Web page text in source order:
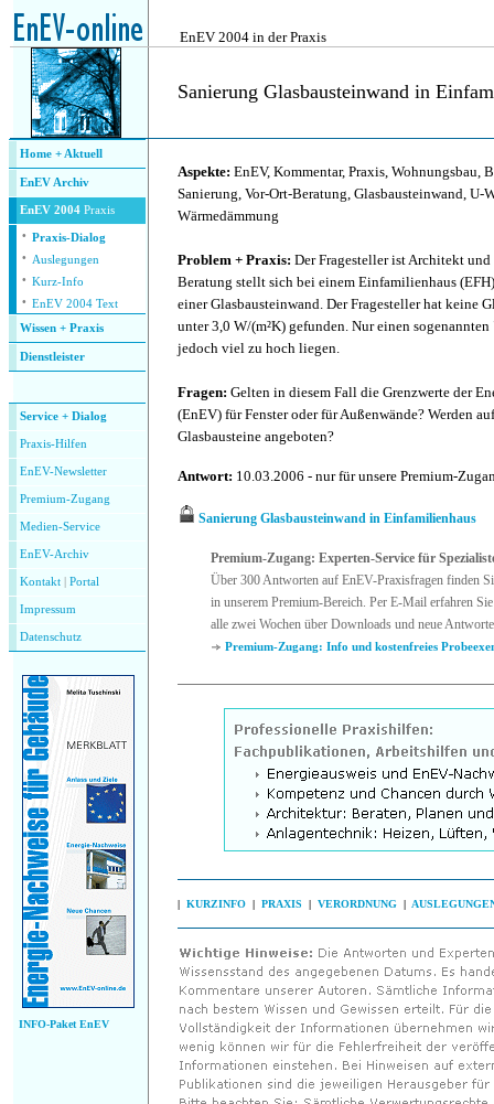
EnEV 2004 in der Praxis
Sanierung Glasbausteinwand in
Home + Aktuell
EnEV Archiv
EnEV 2004 Praxis
· Praxis-Dialog
· Auslegungen
· Kurz-Info
· EnEV 2004 Text
Wissen + Praxis
Dienstleister
Service + Dialog
Praxis-Hilfen
EnEV-Newsletter
Premium-Zugang
Medien-Service
EnEV-Archiv
Kontakt Portal
Impressum
Datenschutz
INFO-Paket EnEV
Aspekte: EnEV, Kommentar, Praxis, Wohnungsbau,
Sanierung, Vor-Ort-Beratung, Glasbausteinwand, U-
Wärmedämmung
Problem + Praxis: Der Fragesteller ist Architekt
Beratung stellt sich bei einem Einfamilienhaus
einer Glasbausteinwand. Der Fragesteller hat keine
unter 3,0 W/(m²K) gefunden. Nur einen
jedoch viel zu hoch liegen.
Fragen: Gelten in diesem Fall die Grenzwerte der
(EnEV) für Fenster oder für Außenwände? Werden
Glasbausteine angeboten?
Antwort: 10.03.2006 - nur für unsere Premium-
Sanierung Glasbausteinwand in Einfamilienhaus
Premium-Zugang: Experten-Service für
Über 300 Antworten auf EnEV-Praxisfragen finden
in unserem Premium-Bereich. Per E-Mail erfahren
alle zwei Wochen über Downloads und neue
Premium-Zugang: Info und kostenfreies
| KURZINFO | PRAXIS | VERORDNUNG |